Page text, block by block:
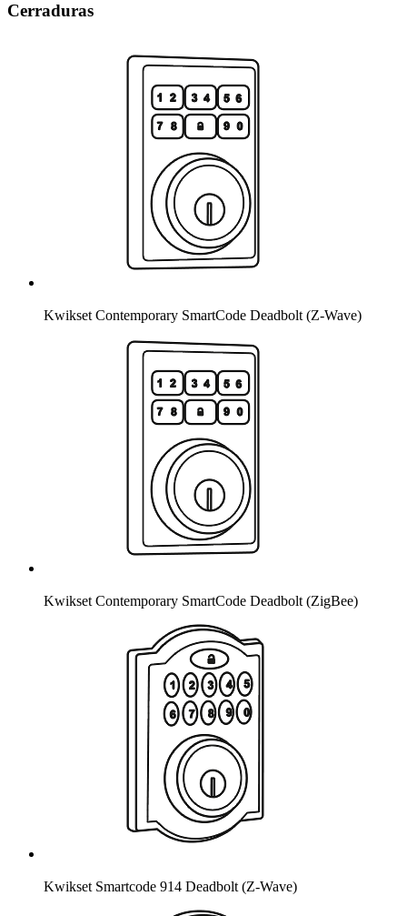
Cerraduras
Kwikset Contemporary SmartCode Deadbolt (Z-Wave)
Kwikset Contemporary SmartCode Deadbolt (ZigBee)
Kwikset Smartcode 914 Deadbolt (Z-Wave)